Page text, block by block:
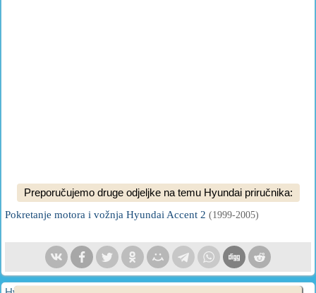
Preporučujemo druge odjeljke na temu Hyundai priručnika:
Pokretanje motora i vožnja Hyundai Accent 2 (1999-2005)